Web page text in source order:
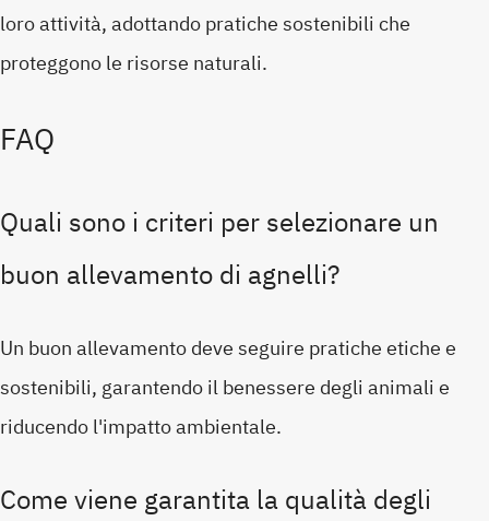
loro attività, adottando pratiche sostenibili che
proteggono le risorse naturali.
FAQ
Quali sono i criteri per selezionare un
buon allevamento di agnelli?
Un buon allevamento deve seguire pratiche etiche e
sostenibili, garantendo il benessere degli animali e
riducendo l'impatto ambientale.
Come viene garantita la qualità degli